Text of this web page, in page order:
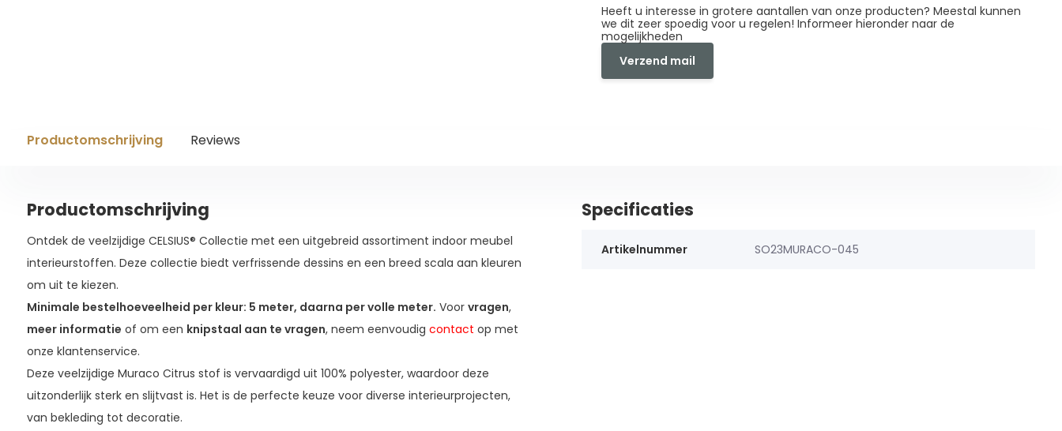
Heeft u interesse in grotere aantallen van onze producten? Meestal kunnen
we dit zeer spoedig voor u regelen! Informeer hieronder naar de
mogelijkheden
Verzend mail
Productomschrijving Reviews
Productomschrijving
Ontdek de veelzijdige CELSIUS® Collectie met een uitgebreid assortiment indoor meubel
interieurstoffen. Deze collectie biedt verfrissende dessins en een breed scala aan kleuren
om uit te kiezen.
Minimale bestelhoeveelheid per kleur: 5 meter, daarna per volle meter. Voor vragen,
meer informatie of om een knipstaal aan te vragen, neem eenvoudig contact op met
onze klantenservice.
Deze veelzijdige Muraco Citrus stof is vervaardigd uit 100% polyester, waardoor deze
uitzonderlijk sterk en slijtvast is. Het is de perfecte keuze voor diverse interieurprojecten,
van bekleding tot decoratie.
Specificaties
Artikelnummer SO23MURACO-045